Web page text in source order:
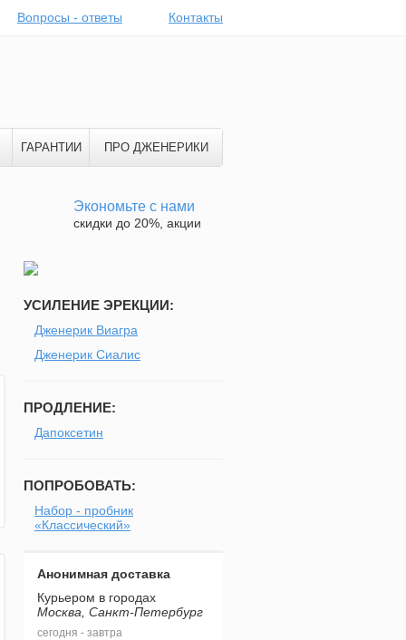
Вопросы - ответы Контакты
ГАРАНТИИ ПРО ДЖЕНЕРИКИ
Экономьте с нами
скидки до 20%, акции
УСИЛЕНИЕ ЭРЕКЦИИ:
Дженерик Виагра
Дженерик Сиалис
ПРОДЛЕНИЕ:
Дапоксетин
ПОПРОБОВАТЬ:
Набор - пробник
«Классический»
Анонимная доставка
Курьером в городах
Москва, Санкт-Петербург
сегодня - завтра